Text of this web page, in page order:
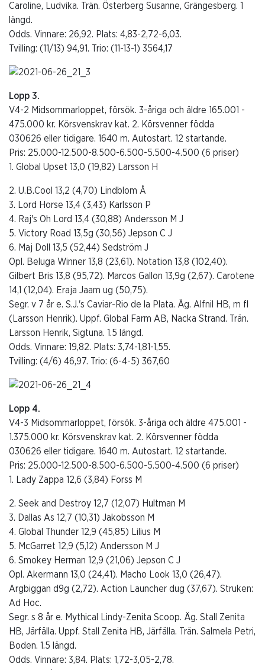
Caroline, Ludvika. Trän. Österberg Susanne, Grängesberg. 1
längd.
Odds. Vinnare: 26,92. Plats: 4,83-2,72-6,03.
Tvilling: (11/13) 94,91. Trio: (11-13-1) 3564,17
Lopp 3.
V4-2 Midsommarloppet, försök. 3-åriga och äldre 165.001 -
475.000 kr. Körsvenskrav kat. 2. Körsvenner födda
030626 eller tidigare. 1640 m. Autostart. 12 startande.
Pris: 25.000-12.500-8.500-6.500-5.500-4.500 (6 priser)
1. Global Upset 13,0 (19,82) Larsson H
2. U.B.Cool 13,2 (4,70) Lindblom Å
3. Lord Horse 13,4 (3,43) Karlsson P
4. Raj's Oh Lord 13,4 (30,88) Andersson M J
5. Victory Road 13,5g (30,56) Jepson C J
6. Maj Doll 13,5 (52,44) Sedström J
Opl. Beluga Winner 13,8 (23,61). Notation 13,8 (102,40).
Gilbert Bris 13,8 (95,72). Marcos Gallon 13,9g (2,67). Carotene
14,1 (12,04). Eraja Jaam ug (50,75).
Segr. v 7 år e. S.J.'s Caviar-Rio de la Plata. Äg. Alfnil HB, m fl
(Larsson Henrik). Uppf. Global Farm AB, Nacka Strand. Trän.
Larsson Henrik, Sigtuna. 1.5 längd.
Odds. Vinnare: 19,82. Plats: 3,74-1,81-1,55.
Tvilling: (4/6) 46,97. Trio: (6-4-5) 367,60
Lopp 4.
V4-3 Midsommarloppet, försök. 3-åriga och äldre 475.001 -
1.375.000 kr. Körsvenskrav kat. 2. Körsvenner födda
030626 eller tidigare. 1640 m. Autostart. 12 startande.
Pris: 25.000-12.500-8.500-6.500-5.500-4.500 (6 priser)
1. Lady Zappa 12,6 (3,84) Forss M
2. Seek and Destroy 12,7 (12,07) Hultman M
3. Dallas As 12,7 (10,31) Jakobsson M
4. Global Thunder 12,9 (45,85) Lilius M
5. McGarret 12,9 (5,12) Andersson M J
6. Smokey Herman 12,9 (21,06) Jepson C J
Opl. Akermann 13,0 (24,41). Macho Look 13,0 (26,47).
Argbiggan d9g (2,72). Action Launcher dug (37,67). Struken:
Ad Hoc.
Segr. s 8 år e. Mythical Lindy-Zenita Scoop. Äg. Stall Zenita
HB, Järfälla. Uppf. Stall Zenita HB, Järfälla. Trän. Salmela Petri,
Boden. 1.5 längd.
Odds. Vinnare: 3,84. Plats: 1,72-3,05-2,78.